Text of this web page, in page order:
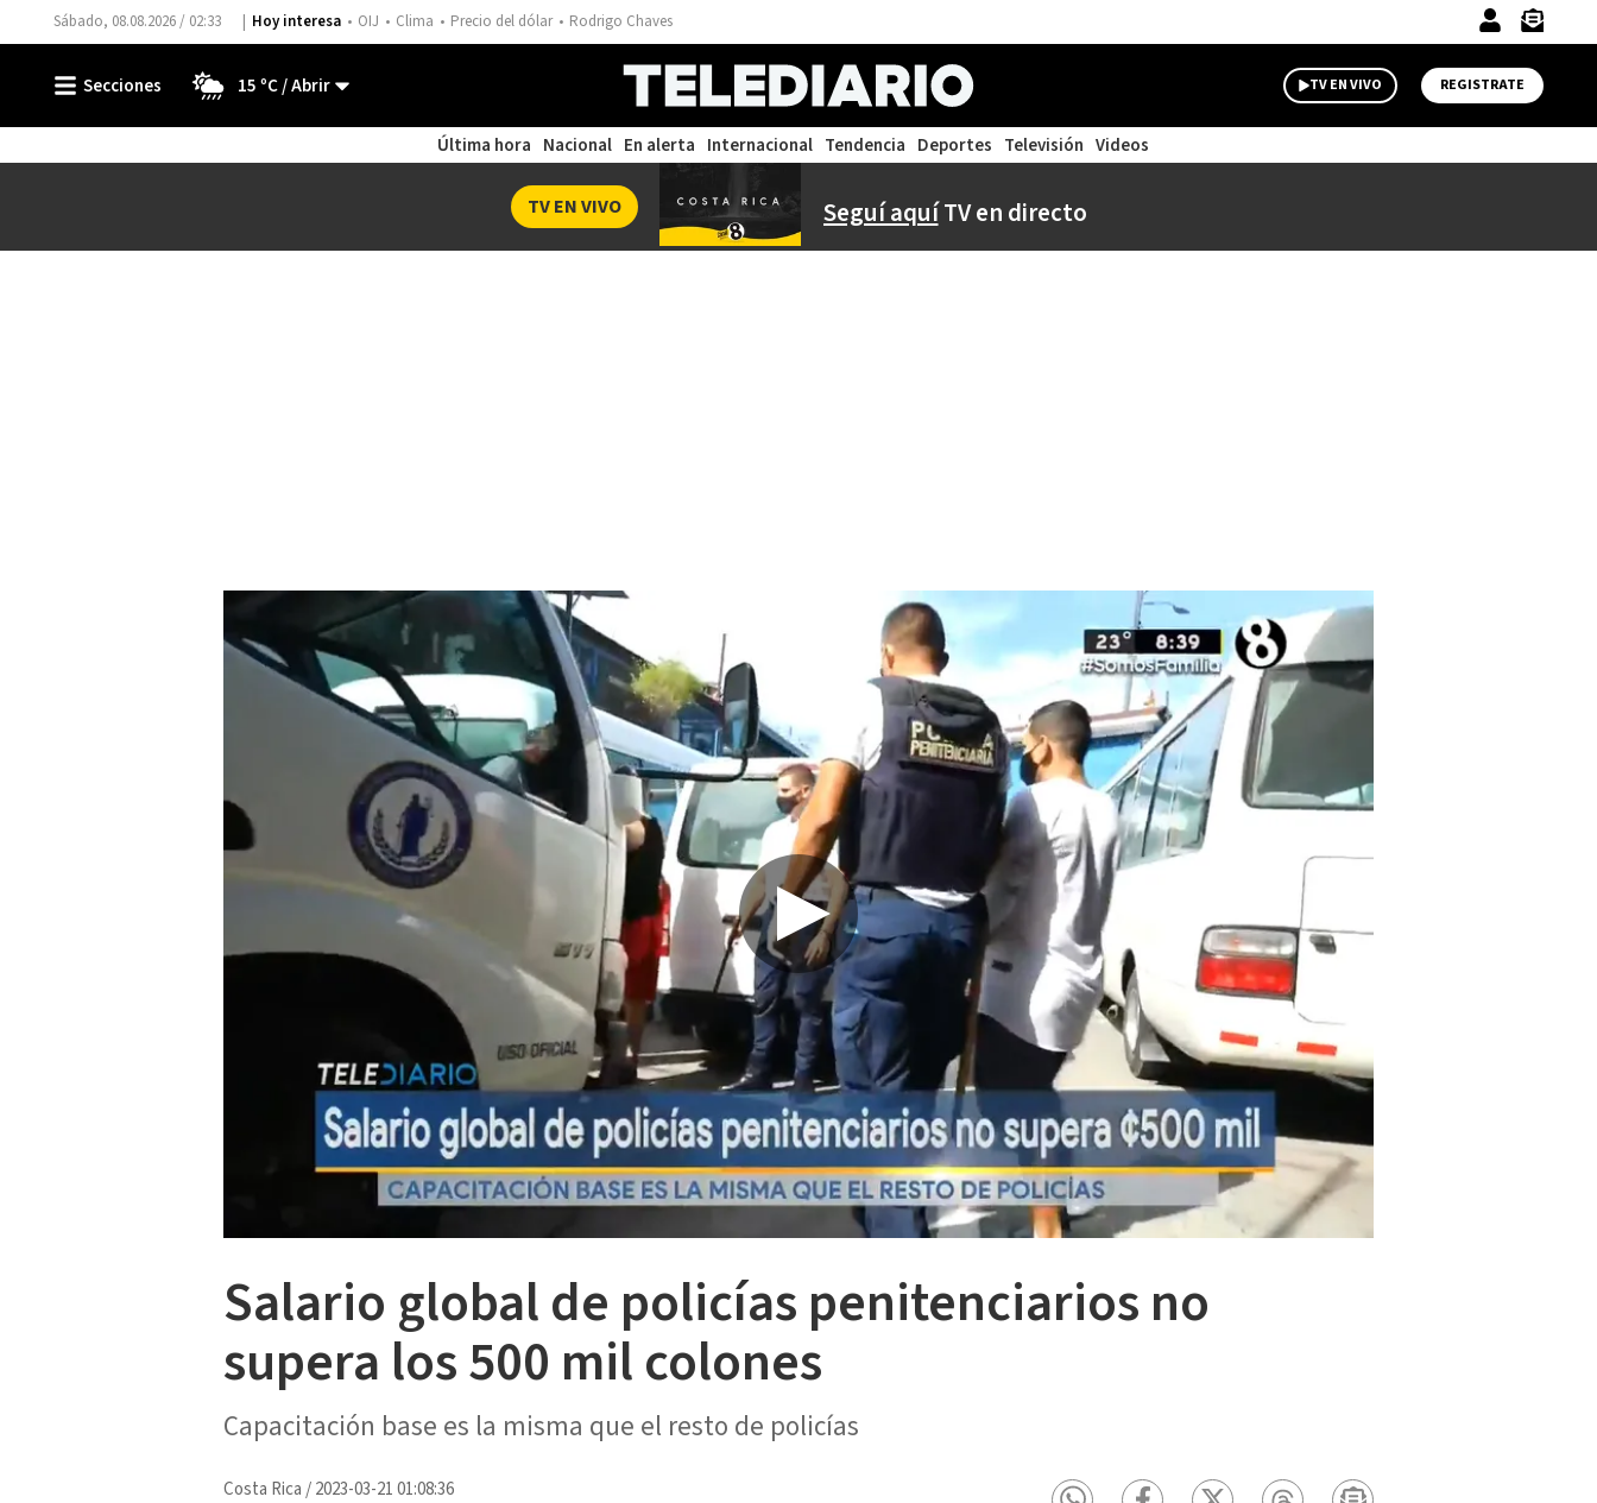
Sábado, 08.08.2026 / 02:33 Hoy interesa OIJ Clima Precio del dólar Rodrigo Chaves
15 ºC TV EN VIVO REGISTRATE
Última hora Nacional En alerta Internacional Tendencia Deportes Televisión Videos
Seguí aquíTV en directo
TV EN VIVO
Salario global de policías penitenciarios no
supera los 500 mil colones
Capacitación base es la misma que el resto de policías
Costa Rica /2023-03-21 01:08:36